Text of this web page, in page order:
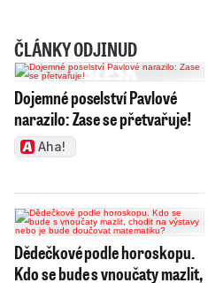
ČLÁNKY ODJINUD
Dojemné poselství Pavlové
narazilo: Zase se přetvařuje!
Aha!
Dědečkové podle horoskopu.
Kdo se bude s vnoučaty mazlit,